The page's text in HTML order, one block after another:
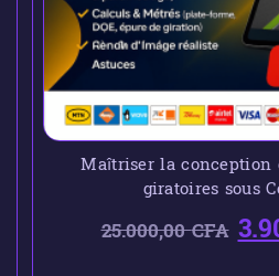
Maîtriser la conception
giratoires sous
25.000,00CFA